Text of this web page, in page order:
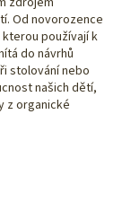
Od novorozence
používají k
do návrhů
stolování nebo
našich dětí,
z organické